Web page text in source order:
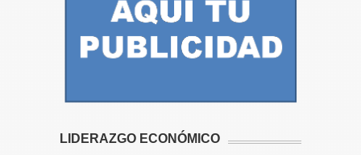
LIDERAZGO ECONÓMICO